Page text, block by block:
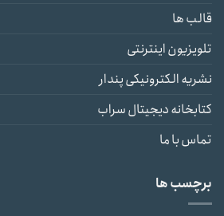
قالب ها
تلویزیون اینترنتی
نشریه الکترونیکی پندار
کتابخانه دیجیتال سراب
تماس با ما
برچسب ها